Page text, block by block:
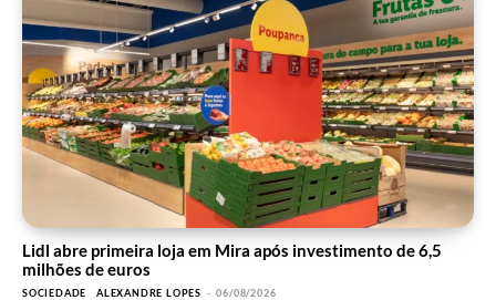
Lidl abre primeira loja em Mira após investimento de 6,5
milhões de euros
SOCIEDADE ALEXANDRE LOPES - 06/08/2026